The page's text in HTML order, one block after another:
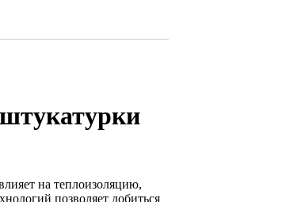
на теплоизоляцию,
позволяет добиться